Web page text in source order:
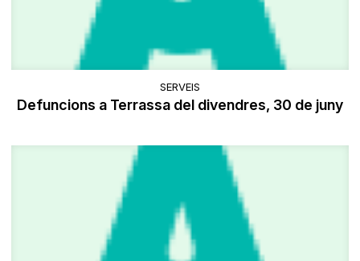
SERVEIS
Defuncions a Terrassa del divendres, 30 de juny